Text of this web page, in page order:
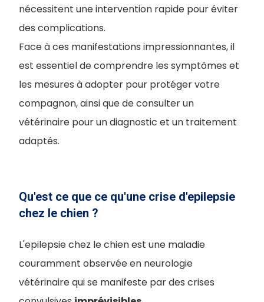
nécessitent une intervention rapide pour éviter
des complications.
Face à ces manifestations impressionnantes, il
est essentiel de comprendre les symptômes et
les mesures à adopter pour protéger votre
compagnon, ainsi que de consulter un
vétérinaire pour un diagnostic et un traitement
adaptés.
Qu'est ce que ce qu'une crise d'epilepsie
chez le chien ?
L'epilepsie chez le chien est une maladie
couramment observée en neurologie
vétérinaire qui se manifeste par des crises